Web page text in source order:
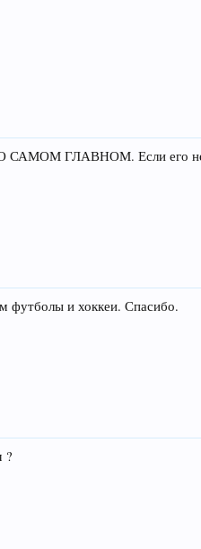
О САМОМ ГЛАВНОМ. Если его
футболы и хоккеи. Спасибо.
?